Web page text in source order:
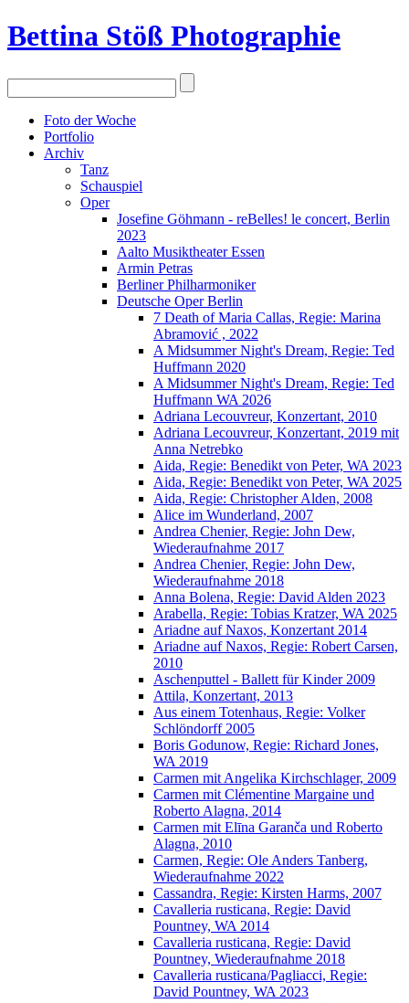
Bettina Stöß Photographie
Foto der Woche
Portfolio
Archiv
Tanz
Schauspiel
Oper
Josefine Göhmann - reBelles! le concert, Berlin
2023
Aalto Musiktheater Essen
Armin Petras
Berliner Philharmoniker
Deutsche Oper Berlin
7 Death of Maria Callas, Regie: Marina
Abramović , 2022
A Midsummer Night's Dream, Regie: Ted
Huffmann 2020
A Midsummer Night's Dream, Regie: Ted
Huffmann WA 2026
Adriana Lecouvreur, Konzertant, 2010
Adriana Lecouvreur, Konzertant, 2019 mit
Anna Netrebko
Aida, Regie: Benedikt von Peter, WA 2023
Aida, Regie: Benedikt von Peter, WA 2025
Aida, Regie: Christopher Alden, 2008
Alice im Wunderland, 2007
Andrea Chenier, Regie: John Dew,
Wiederaufnahme 2017
Andrea Chenier, Regie: John Dew,
Wiederaufnahme 2018
Anna Bolena, Regie: David Alden 2023
Arabella, Regie: Tobias Kratzer, WA 2025
Ariadne auf Naxos, Konzertant 2014
Ariadne auf Naxos, Regie: Robert Carsen,
2010
Aschenputtel - Ballett für Kinder 2009
Attila, Konzertant, 2013
Aus einem Totenhaus, Regie: Volker
Schlöndorff 2005
Boris Godunow, Regie: Richard Jones,
WA 2019
Carmen mit Angelika Kirchschlager, 2009
Carmen mit Clémentine Margaine und
Roberto Alagna, 2014
Carmen mit Elīna Garanča und Roberto
Alagna, 2010
Carmen, Regie: Ole Anders Tanberg,
Wiederaufnahme 2022
Cassandra, Regie: Kirsten Harms, 2007
Cavalleria rusticana, Regie: David
Pountney, WA 2014
Cavalleria rusticana, Regie: David
Pountney, Wiederaufnahme 2018
Cavalleria rusticana/Pagliacci, Regie:
David Pountney, WA 2023